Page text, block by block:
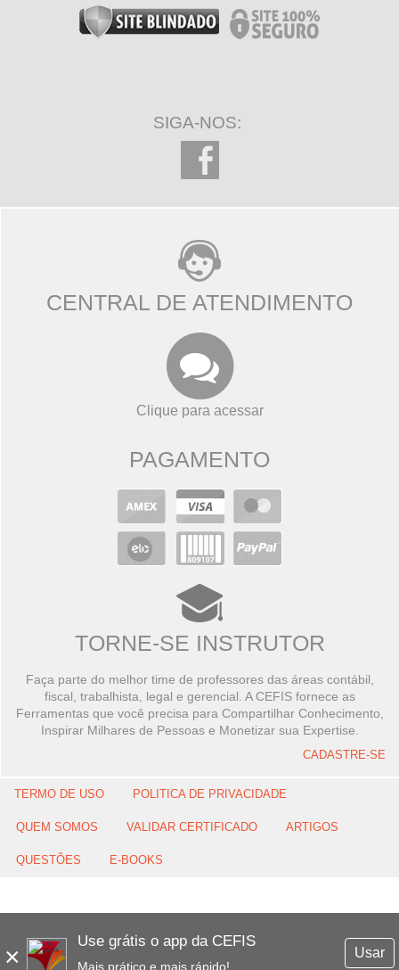
×
Use grátis o app da CEFIS
Mais prático e mais rápido!
Usar
SIGA-NOS:
CENTRAL DE ATENDIMENTO
Clique para acessar
PAGAMENTO
TORNE-SE INSTRUTOR
Faça parte do melhor time de professores das áreas contábil,
fiscal, trabalhista, legal e gerencial. A CEFIS fornece as
Ferramentas que você precisa para Compartilhar Conhecimento,
Inspirar Milhares de Pessoas e Monetizar sua Expertise.
CADASTRE-SE
TERMO DE USO POLITICA DE PRIVACIDADE
QUEM SOMOS VALIDAR CERTIFICADO ARTIGOS
QUESTÕES E-BOOKS